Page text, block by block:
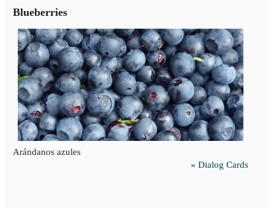
Blueberries
Arándanos azules
» Dialog Cards